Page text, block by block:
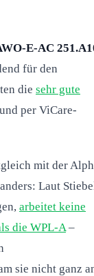
E-AC
für den
die sehr gute
per ViCare-
mit der
Laut
arbeitet keine
die WPL-A –
sie nicht ganz